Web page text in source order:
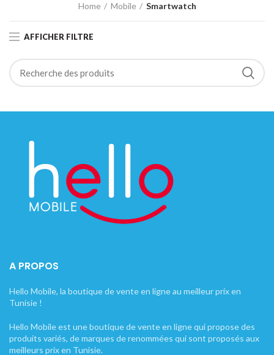
Home Mobile Smartwatch
AFFICHER FILTRE
A PROPOS
Hello Mobile, la boutique de vente en ligne au meilleur prix en
Tunisie !
Hello Mobile est une boutique de vente en ligne qui propose des
produits variés, de marques de renommées qui sont proposés aux
meilleurs prix en Tunisie.